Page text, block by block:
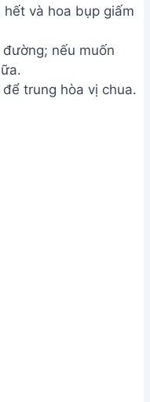
và hoa bụp giấm
nếu muốn
trung hòa vị chua.